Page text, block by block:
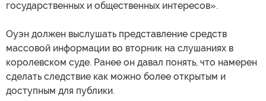
государственных и общественных интересов».
Оуэн должен выслушать представление средств
массовой информации во вторник на слушаниях в
королевском суде. Ранее он давал понять, что намерен
сделать следствие как можно более открытым и
доступным для публики.